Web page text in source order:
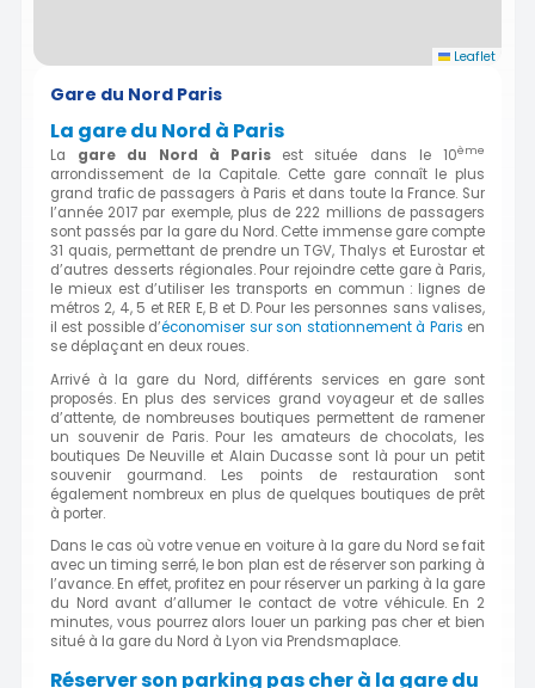
Leaflet
Gare du Nord Paris
La gare du Nord à Paris
La gare du Nord à Paris est située dans le 10ème
arrondissement de la Capitale. Cette gare connaît le plus
grand trafic de passagers à Paris et dans toute la France. Sur
l’année 2017 par exemple, plus de 222 millions de passagers
sont passés par la gare du Nord. Cette immense gare compte
31 quais, permettant de prendre un TGV, Thalys et Eurostar et
d’autres desserts régionales. Pour rejoindre cette gare à Paris,
le mieux est d’utiliser les transports en commun : lignes de
métros 2, 4, 5 et RER E, B et D. Pour les personnes sans valises,
il est possible d’économiser sur son stationnement à Paris en
se déplaçant en deux roues.
Arrivé à la gare du Nord, différents services en gare sont
proposés. En plus des services grand voyageur et de salles
d’attente, de nombreuses boutiques permettent de ramener
un souvenir de Paris. Pour les amateurs de chocolats, les
boutiques De Neuville et Alain Ducasse sont là pour un petit
souvenir gourmand. Les points de restauration sont
également nombreux en plus de quelques boutiques de prêt
à porter.
Dans le cas où votre venue en voiture à la gare du Nord se fait
avec un timing serré, le bon plan est de réserver son parking à
l’avance. En effet, profitez en pour réserver un parking à la gare
du Nord avant d’allumer le contact de votre véhicule. En 2
minutes, vous pourrez alors louer un parking pas cher et bien
situé à la gare du Nord à Lyon via Prendsmaplace.
Réserver son parking pas cher à la gare du